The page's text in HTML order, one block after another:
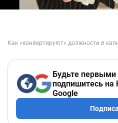
Будьте первыми
подпишитесь на
Google